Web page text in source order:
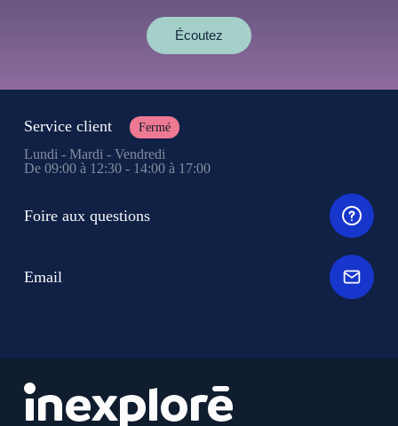
Écoutez
Service client Fermé
Lundi - Mardi - Vendredi
De 09:00 à 12:30 - 14:00 à 17:00
Foire aux questions
Email